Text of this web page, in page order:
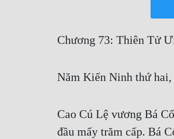
Chương 73: Thiên Tử
Năm Kiến Ninh thứ hai,
Cao Cú Lệ vương Bá
đầu mấy trăm cấp. Bá